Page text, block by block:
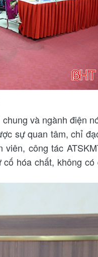
và ngành điện
sự quan tâm, chỉ
công tác
hóa chất, không